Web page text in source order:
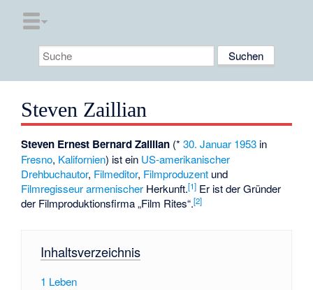
Steven Zaillian
Steven Ernest Bernard Zaillian (*30. Januar 1953 in
Fresno, Kalifornien) ist ein US-amerikanischer
Drehbuchautor, Filmeditor, Filmproduzent und
Filmregisseur armenischer Herkunft.[1] Er ist der Gründer
der Filmproduktionsfirma „Film Rites“.[2]
Inhaltsverzeichnis
1 Leben